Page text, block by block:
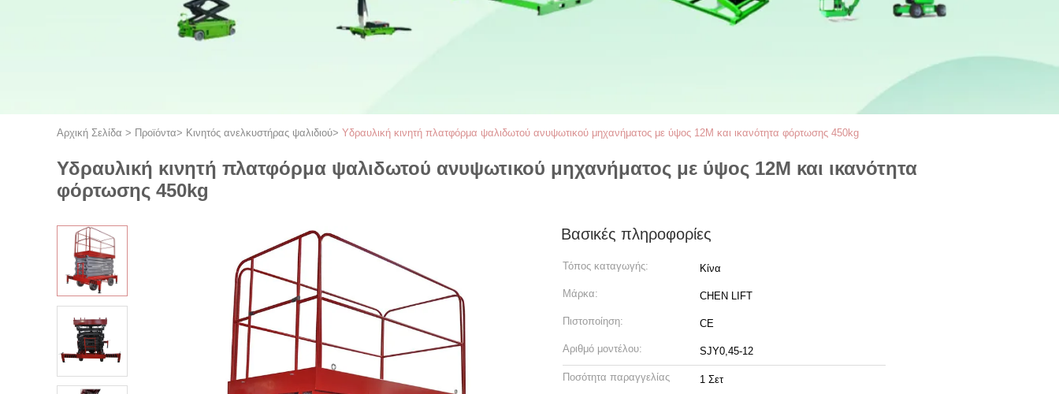
Αρχική Σελίδα > Προϊόντα> Κινητός ανελκυστήρας ψαλιδιού> Υδραυλική κινητή πλατφόρμα ψαλιδωτού ανυψωτικού μηχανήματος με ύψος 12M και ικανότητα φόρτωσης 450kg
Υδραυλική κινητή πλατφόρμα ψαλιδωτού ανυψωτικού μηχανήματος με ύψος 12M και ικανότητα
φόρτωσης 450kg
Βασικές πληροφορίες
Τόπος καταγωγής: Κίνα
Μάρκα: CHEN LIFT
Πιστοποίηση: CE
Αριθμό μοντέλου: SJY0,45-12
Ποσότητα παραγγελίας
1 Σετ